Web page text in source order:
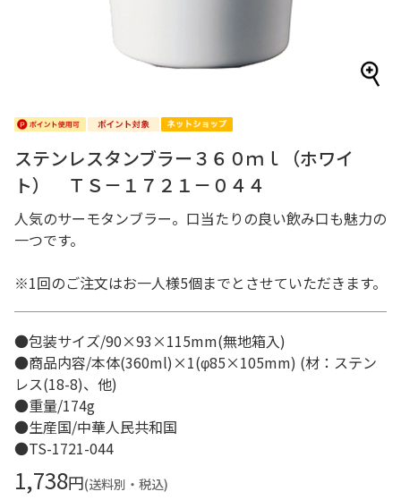
ステンレスタンブラー３６０ｍｌ（ホワイ
ト） ＴＳ－１７２１－０４４
人気のサーモタンブラー。口当たりの良い飲み口も魅力の
一つです。
※1回のご注文はお一人様5個までとさせていただきます。
●包装サイズ/90×93×115mm(無地箱入)
●商品内容/本体(360ml)×1(φ85×105mm) (材：ステン
レス(18-8)、他)
●重量/174g
●生産国/中華人民共和国
●TS-1721-044
1,738円(送料別・税込)